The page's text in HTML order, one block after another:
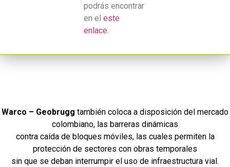
podrás encontrar
en el este
enlace.
Warco – Geobrugg también coloca a disposición del mercado
colombiano, las barreras dinámicas
contra caída de bloques móviles, las cuales permiten la
protección de sectores con obras temporales
sin que se deban interrumpir el uso de infraestructura vial.